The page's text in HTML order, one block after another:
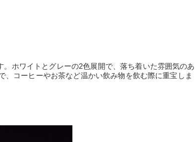
ホワイトとグレーの2色展開で、落ち着いた雰囲気のあ
、コーヒーやお茶など温かい飲み物を飲む際に重宝しま